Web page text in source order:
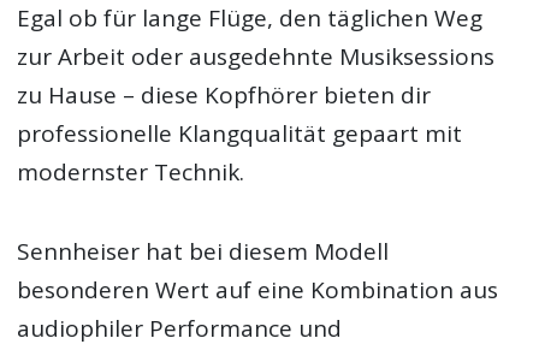
Egal ob für lange Flüge, den täglichen Weg
zur Arbeit oder ausgedehnte Musiksessions
zu Hause – diese Kopfhörer bieten dir
professionelle Klangqualität gepaart mit
modernster Technik.
Sennheiser hat bei diesem Modell
besonderen Wert auf eine Kombination aus
audiophiler Performance und